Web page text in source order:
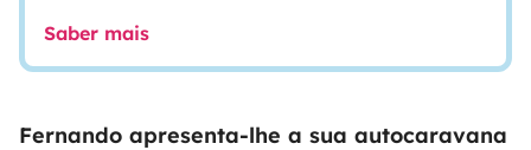
Saber mais
Fernando apresenta-lhe a sua autocaravana